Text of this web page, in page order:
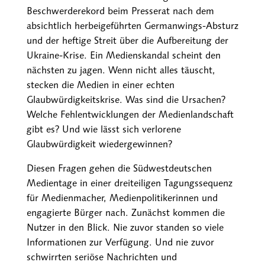
Beschwerderekord beim Presserat nach dem
absichtlich herbeigeführten Germanwings-Absturz
und der heftige Streit über die Aufbereitung der
Ukraine-Krise. Ein Medienskandal scheint den
nächsten zu jagen. Wenn nicht alles täuscht,
stecken die Medien in einer echten
Glaubwürdigkeitskrise. Was sind die Ursachen?
Welche Fehlentwicklungen der Medienlandschaft
gibt es? Und wie lässt sich verlorene
Glaubwürdigkeit wiedergewinnen?
Diesen Fragen gehen die Südwestdeutschen
Medientage in einer dreiteiligen Tagungssequenz
für Medienmacher, Medienpolitikerinnen und
engagierte Bürger nach. Zunächst kommen die
Nutzer in den Blick. Nie zuvor standen so viele
Informationen zur Verfügung. Und nie zuvor
schwirrten seriöse Nachrichten und